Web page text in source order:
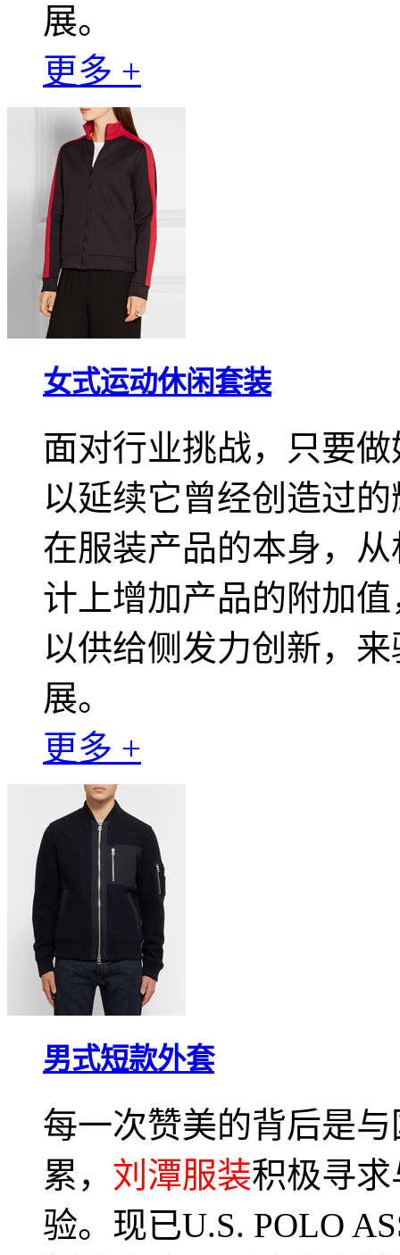
展。
更多 +
女式运动休闲套装
面对行业挑战，只要
以延续它曾经创造过
在服装产品的本身，
计上增加产品的附加
以供给侧发力创新，
展。
更多 +
男式短款外套
每一次赞美的背后是
累， 刘潭服装积极寻
验。现已U.S. POLO